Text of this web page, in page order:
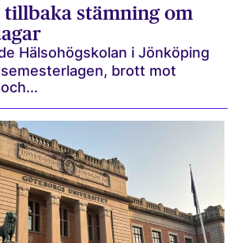
tillbaka stämning om
Hälsohögskolan i Jönköping
brott mot